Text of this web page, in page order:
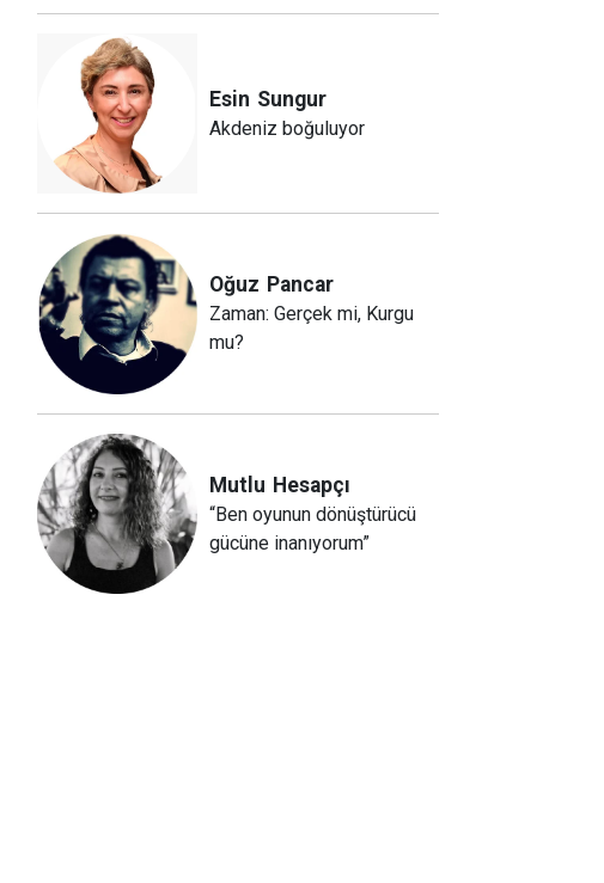
Esin Sungur
Akdeniz boğuluyor
Oğuz Pancar
Zaman: Gerçek mi, Kurgu
mu?
Mutlu Hesapçı
“Ben oyunun dönüştürücü
gücüne inanıyorum”